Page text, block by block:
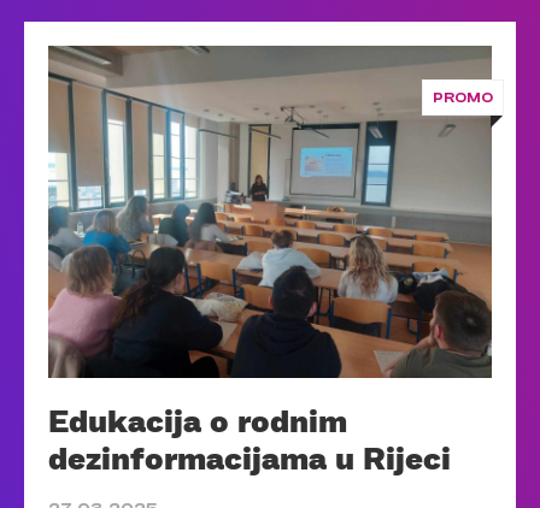
PROMO
Edukacija o rodnim
dezinformacijama u Rijeci